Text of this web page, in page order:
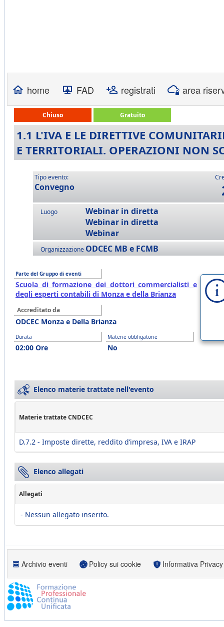
home FAD registrati area
Chiuso Gratuito
1.1 L'IVA E LE DIRETTIVE
E TERRITORIALI. OPERAZIONI NON
Tipo evento:
Convegno
Luogo
Webinar in diretta
Webinar in diretta
Webinar
Organizzazione ODCEC MB e FCMB
Parte del Gruppo di eventi
Scuola di formazione dei dottori commercialisti e
degli esperti contabili di Monza e della Brianza
Accreditato da
ODCEC Monza e Della Brianza
Durata
02:00 Ore
Materie obbligatorie
No
Elenco materie trattate nell'evento
Materie trattate CNDCEC
D.7.2 - Imposte dirette, reddito d’impresa, IVA e IRAP
Elenco allegati
Allegati
- Nessun allegato inserito.
Archivio eventi Policy sui cookie Informativa Privacy